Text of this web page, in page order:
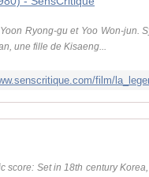
Ryong-gu et Yoo Won-jun.
une fille de Kisaeng...
film/
score: Set in 18th century